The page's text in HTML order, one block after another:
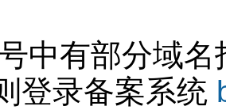
中有部分域
登录备案系统